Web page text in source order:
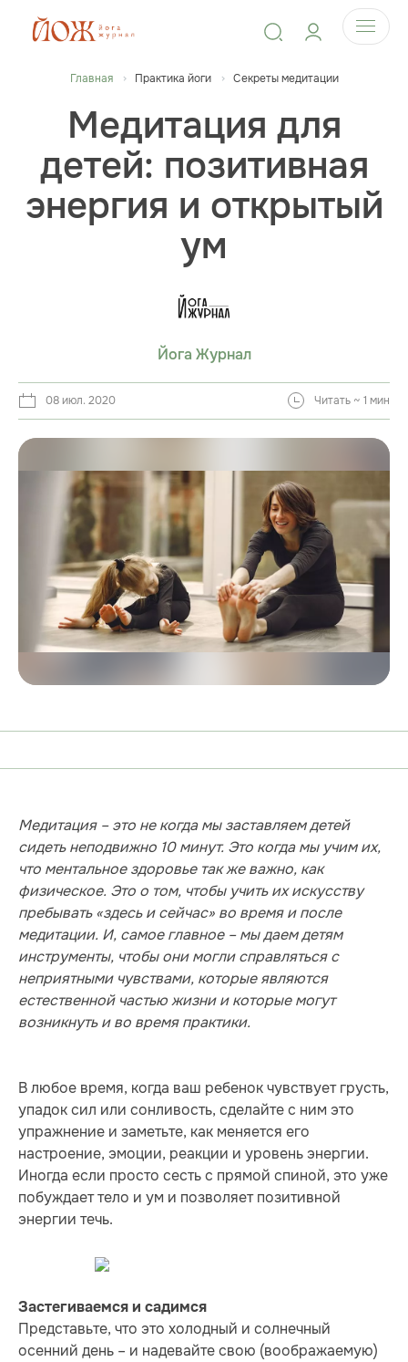
Главная Практика йоги Секреты медитации
Медитация для
детей: позитивная
энергия и открытый
ум
Йога Журнал
08 июл. 2020 Читать ~ 1 мин
Медитация – это не когда мы заставляем детей
сидеть неподвижно 10 минут. Это когда мы учим их,
что ментальное здоровье так же важно, как
физическое. Это о том, чтобы учить их искусству
пребывать «здесь и сейчас» во время и после
медитации. И, самое главное – мы даем детям
инструменты, чтобы они могли справляться с
неприятными чувствами, которые являются
естественной частью жизни и которые могут
возникнуть и во время практики.
В любое время, когда ваш ребенок чувствует грусть,
упадок сил или сонливость, сделайте с ним это
упражнение и заметьте, как меняется его
настроение, эмоции, реакции и уровень энергии.
Иногда если просто сесть с прямой спиной, это уже
побуждает тело и ум и позволяет позитивной
энергии течь.
Застегиваемся и садимся
Представьте, что это холодный и солнечный
осенний день – и надевайте свою (воображаемую)